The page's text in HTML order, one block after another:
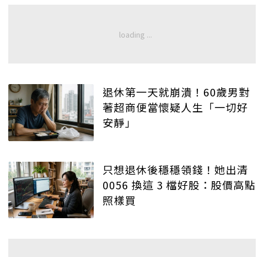
退休第一天就崩潰！60歲男對
著超商便當懷疑人生「一切好
安靜」
只想退休後穩穩領錢！她出清
0056 換這 3 檔好股：股價高點
照樣買